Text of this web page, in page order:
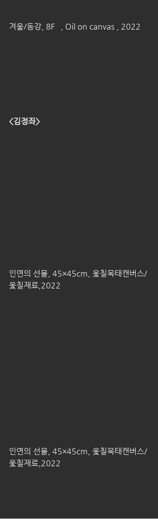
겨울/동강, 8F   , Oil on canvas , 2022
<김정좌>
인연의 선물, 45×45cm, 옻칠목태캔버스/
옻칠재료,2022
인연의 선물, 45×45cm, 옻칠목태캔버스/
옻칠재료,2022